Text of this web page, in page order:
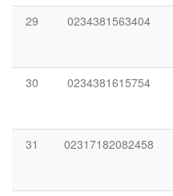
29
0234381563404
30
0234381615754
31
02317182082458